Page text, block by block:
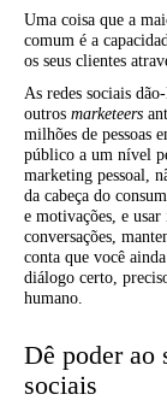
Uma coisa que a
comum é a
os seus clientes
As redes sociais
outros marketeers
milhões de pessoas
público a um nível
marketing pessoal,
da cabeça do
e motivações, e usar
conversações,
conta que você
diálogo certo,
humano.
Dê poder ao
sociais